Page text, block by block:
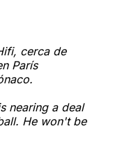
cerca de
París
nearing a deal
He won't be